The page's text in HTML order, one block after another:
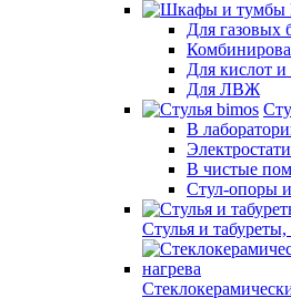
Для газовых
Для кислот
Для ЛВЖ
В
В чистые
Стул-опоры
Стулья и